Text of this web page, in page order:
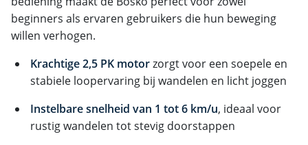
beginners als ervaren gebruikers die hun beweging
willen verhogen.
Krachtige 2,5 PK motorzorgt voor een soepele en
stabiele loopervaring bij wandelen en licht joggen
Instelbare snelheid van 1 tot 6 km/u, ideaal voor
rustig wandelen tot stevig doorstappen